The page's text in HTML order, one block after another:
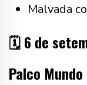
Malvada
🗓️ 6 de
Palco Mundo